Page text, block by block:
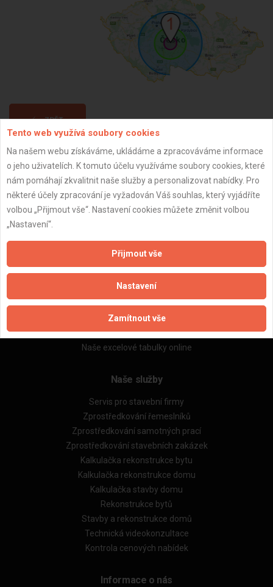
ZPĚT
Aktualizováno z portálu ARES dne 11.01.2025 14:55:08
Naše firmy a řemeslníci
Zpracování a ochrana osobních údajů
Zásady pro používání souborů cookie
Obchodní podmínky (zprostředkování)
Obchodní podmínky (rozpočtování)
Reference
Naše excelové tabulky online
Naše služby
Servis pro stavební firmy
Zprostředkování řemeslníků
Zprostředkování samotných prací
Zprostředkování stavebních zakázek
Kalkulačka rekonstrukce bytu
Kalkulačka rekonstrukce domu
Kalkulačka stavby domu
Rekonstrukce bytů
Stavby a rekonstrukce domů
Technická videokonzultace
Kontrola cenových nabídek
Informace o nás
Tento web využívá soubory cookies
Na našem webu získáváme, ukládáme a zpracováváme informace
o jeho uživatelích. K tomuto účelu využíváme soubory cookies, které
nám pomáhají zkvalitnit naše služby a personalizovat nabídky. Pro
některé účely zpracování je vyžadován Váš souhlas, který vyjádříte
volbou „Přijmout vše“. Nastavení cookies můžete změnit volbou
„Nastavení“.
Přijmout vše
Nastavení
Zamítnout vše